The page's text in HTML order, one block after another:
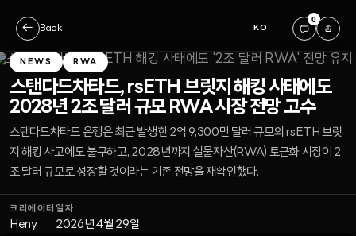
← Back KO
0
NEWS RWA
스탠다드차타드, rsETH 브릿지 해킹 사태에도
2028년 2조 달러 규모 RWA 시장 전망 고수
스탠다드차타드 은행은 최근 발생한 2억 9,300만 달러 규모의 rsETH 브릿
지 해킹 사고에도 불구하고, 2028년까지 실물자산(RWA) 토큰화 시장이 2
조 달러 규모로 성장할 것이라는 기존 전망을 재확인했다.
크리에이터
Heny
일자
2026년 4월 29일